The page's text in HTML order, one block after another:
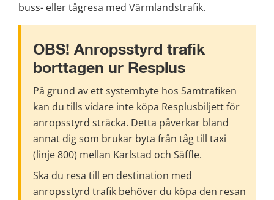
buss- eller tågresa med Värmlandstrafik.
OBS! Anropsstyrd trafik
borttagen ur Resplus
På grund av ett systembyte hos Samtrafiken
kan du tills vidare inte köpa Resplusbiljett för
anropsstyrd sträcka. Detta påverkar bland
annat dig som brukar byta från tåg till taxi
(linje 800) mellan Karlstad och Säffle.
Ska du resa till en destination med
anropsstyrd trafik behöver du köpa den resan